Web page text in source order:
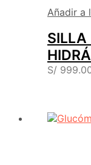
Añadir a
SILLA
S/